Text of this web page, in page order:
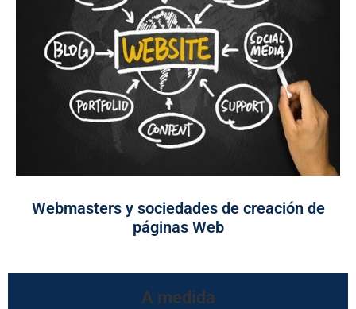
Webmasters y sociedades de creación de
páginas Web
A medida